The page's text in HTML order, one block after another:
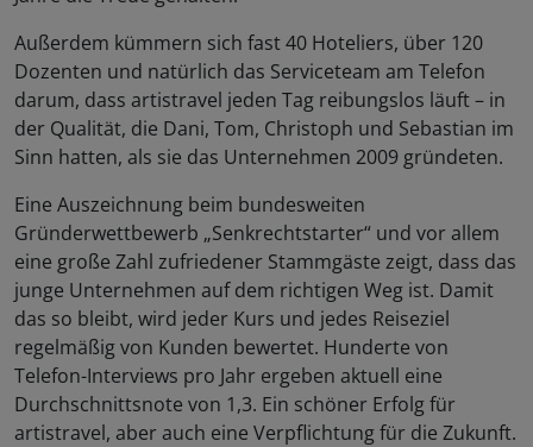
Außerdem kümmern sich fast 40 Hoteliers, über 120
Dozenten und natürlich das Serviceteam am Telefon
darum, dass artistravel jeden Tag reibungslos läuft – in
der Qualität, die Dani, Tom, Christoph und Sebastian im
Sinn hatten, als sie das Unternehmen 2009 gründeten.
Eine Auszeichnung beim bundesweiten
Gründerwettbewerb „Senkrechtstarter“ und vor allem
eine große Zahl zufriedener Stammgäste zeigt, dass das
junge Unternehmen auf dem richtigen Weg ist. Damit
das so bleibt, wird jeder Kurs und jedes Reiseziel
regelmäßig von Kunden bewertet. Hunderte von
Telefon-Interviews pro Jahr ergeben aktuell eine
Durchschnittsnote von 1,3. Ein schöner Erfolg für
artistravel, aber auch eine Verpflichtung für die Zukunft.